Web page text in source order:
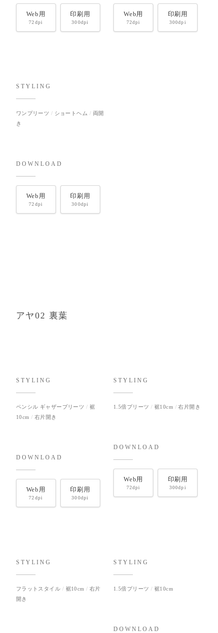
Web用
72dpi
印刷用
300dpi
Web用
72dpi
印刷用
300dpi
STYLING
ワンプリーツ ショートヘム
両開
き
DOWNLOAD
Web用
72dpi
印刷用
300dpi
アヤ02 裏葉
STYLING
ペンシル ギャザープリーツ
裾
10cm
右片開き
DOWNLOAD
Web用
72dpi
印刷用
300dpi
STYLING
1.5倍プリーツ 裾10cm 右片開き
DOWNLOAD
Web用
72dpi
印刷用
300dpi
STYLING
フラットスタイル 裾10cm
右片
開き
STYLING
1.5倍プリーツ 裾10cm
DOWNLOAD